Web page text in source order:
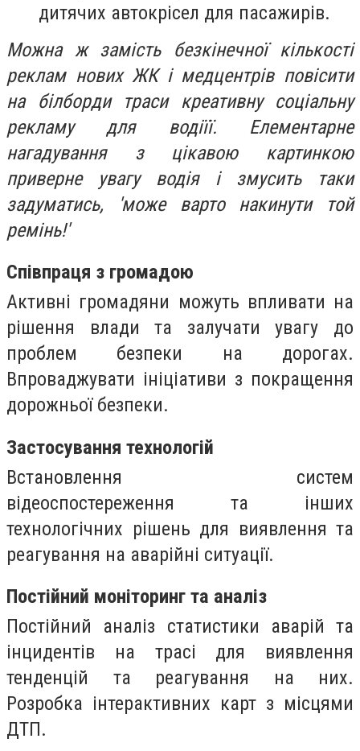
дитячих автокрісел для пасажирів.
Можна ж замість безкінечної кількості
реклам нових ЖК і медцентрів повісити
на білборди траси креативну соціальну
рекламу для водіїї. Елементарне
нагадування з цікавою картинкою
приверне увагу водія і змусить таки
задуматись, 'може варто накинути той
ремінь!'
Співпраця з громадою
Активні громадяни можуть впливати на
рішення влади та залучати увагу до
проблем безпеки на дорогах.
Впроваджувати ініціативи з покращення
дорожньої безпеки.
Застосування технологій
Встановлення систем
відеоспостереження та інших
технологічних рішень для виявлення та
реагування на аварійні ситуації.
Постійний моніторинг та аналіз
Постійний аналіз статистики аварій та
інцидентів на трасі для виявлення
тенденцій та реагування на них.
Розробка інтерактивних карт з місцями
ДТП.